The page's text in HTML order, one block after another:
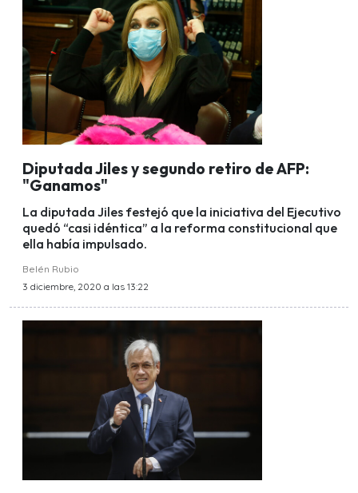
Diputada Jiles y segundo retiro de AFP:
"Ganamos"
La diputada Jiles festejó que la iniciativa del Ejecutivo
quedó “casi idéntica” a la reforma constitucional que
ella había impulsado.
Belén Rubio
3 diciembre, 2020 a las 13:22